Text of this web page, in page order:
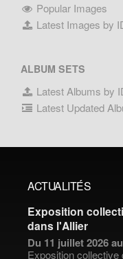
Popular Images
Latest Images by
ALBUM SETS
Latest Albums by
Latest Updated
ACTUALITÉS
Exposition
dans l'Allier
Du 11 juillet 2026
Exposition collective